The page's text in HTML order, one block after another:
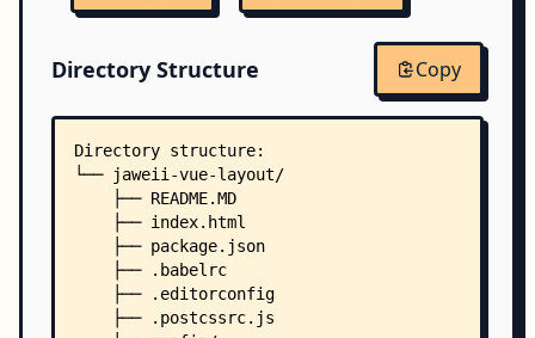
Directory Structure Copy
Directory structure:
└── jaweii-vue-layout/
    ├── README.MD
    ├── index.html
    ├── package.json
    ├── .babelrc
    ├── .editorconfig
    ├── .postcssrc.js